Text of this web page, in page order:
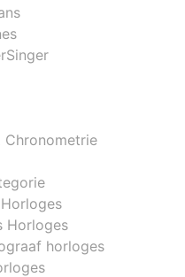
Chronometrie
Horloges
horloges